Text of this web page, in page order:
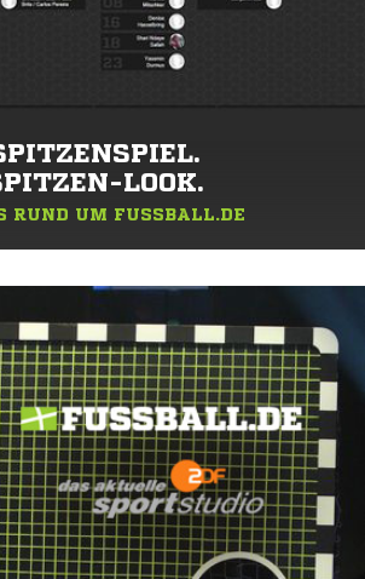
LOOK.
RUND UM FUSSBALL.DE